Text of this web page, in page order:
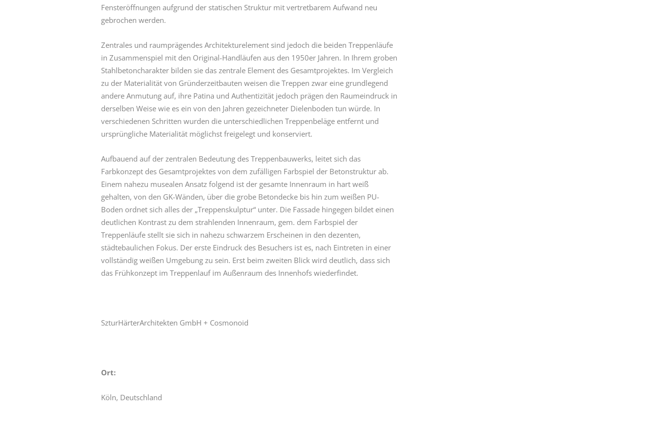
Fensteröffnungen aufgrund der statischen Struktur mit vertretbarem Aufwand neu
gebrochen werden.
Zentrales und raumprägendes Architekturelement sind jedoch die beiden Treppenläufe
in Zusammenspiel mit den Original-Handläufen aus den 1950er Jahren. In Ihrem groben
Stahlbetoncharakter bilden sie das zentrale Element des Gesamtprojektes. Im Vergleich
zu der Materialität von Gründerzeitbauten weisen die Treppen zwar eine grundlegend
andere Anmutung auf, ihre Patina und Authentizität jedoch prägen den Raumeindruck in
derselben Weise wie es ein von den Jahren gezeichneter Dielenboden tun würde. In
verschiedenen Schritten wurden die unterschiedlichen Treppenbeläge entfernt und
ursprüngliche Materialität möglichst freigelegt und konserviert.
Aufbauend auf der zentralen Bedeutung des Treppenbauwerks, leitet sich das
Farbkonzept des Gesamtprojektes von dem zufälligen Farbspiel der Betonstruktur ab.
Einem nahezu musealen Ansatz folgend ist der gesamte Innenraum in hart weiß
gehalten, von den GK-Wänden, über die grobe Betondecke bis hin zum weißen PU-
Boden ordnet sich alles der „Treppenskulptur“ unter. Die Fassade hingegen bildet einen
deutlichen Kontrast zu dem strahlenden Innenraum, gem. dem Farbspiel der
Treppenläufe stellt sie sich in nahezu schwarzem Erscheinen in den dezenten,
städtebaulichen Fokus. Der erste Eindruck des Besuchers ist es, nach Eintreten in einer
vollständig weißen Umgebung zu sein. Erst beim zweiten Blick wird deutlich, dass sich
das Frühkonzept im Treppenlauf im Außenraum des Innenhofs wiederfindet.
SzturHärterArchitekten GmbH + Cosmonoid
Ort:
Köln, Deutschland